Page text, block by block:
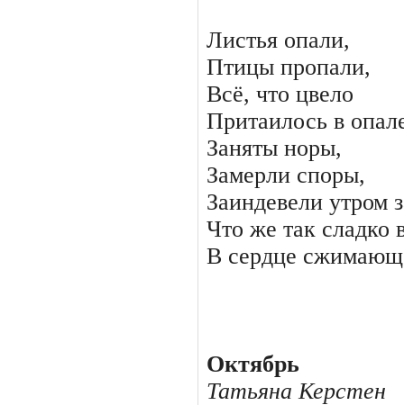
Листья опали,
Птицы пропали,
Всё, что цвело
Притаилось в
Заняты норы,
Замерли споры,
Заиндевели утром
Что же так сладко
В сердце
Октябрь
Татьяна Керстен